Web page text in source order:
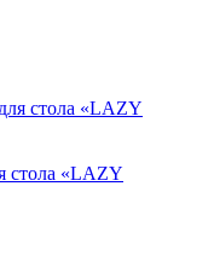
стола «LAZY